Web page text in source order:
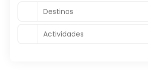
Destinos
Actividades